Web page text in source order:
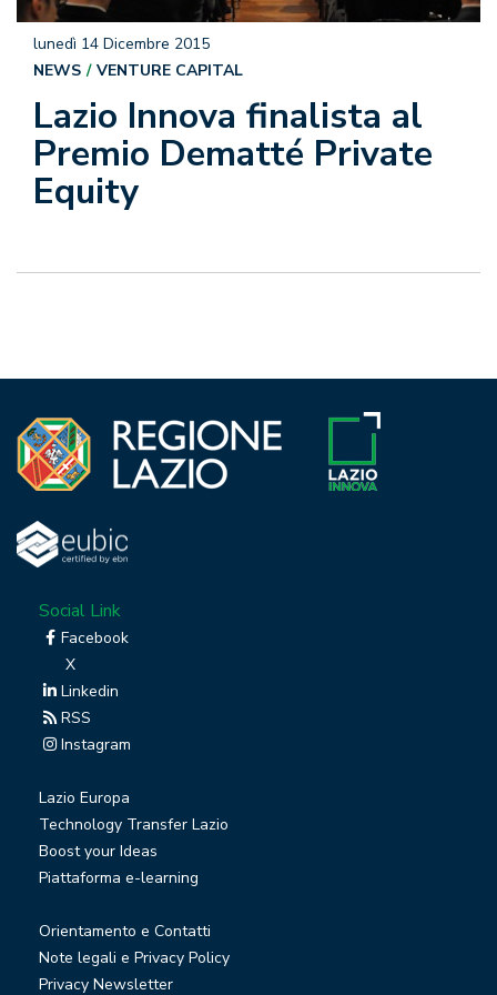
Lazio Innova finalista al
Premio Dematté Private
Equity
lunedì 14 Dicembre 2015
NEWS
VENTURE CAPITAL
Social Link
Facebook
X
Linkedin
RSS
Instagram
Lazio Europa
Technology Transfer Lazio
Boost your Ideas
Piattaforma e-learning
Orientamento e Contatti
Note legali e Privacy Policy
Privacy Newsletter